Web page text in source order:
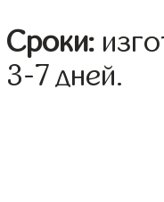
Сроки:
3-7 дней.